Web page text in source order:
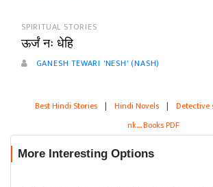
SPIRITUAL STORIES
ऊर्जं नः धेहि
GANESH TEWARI 'NESH' (NASH)
Best Hindi Stories | Hindi Novels | Detective
nk.... Books PDF
More Interesting Options